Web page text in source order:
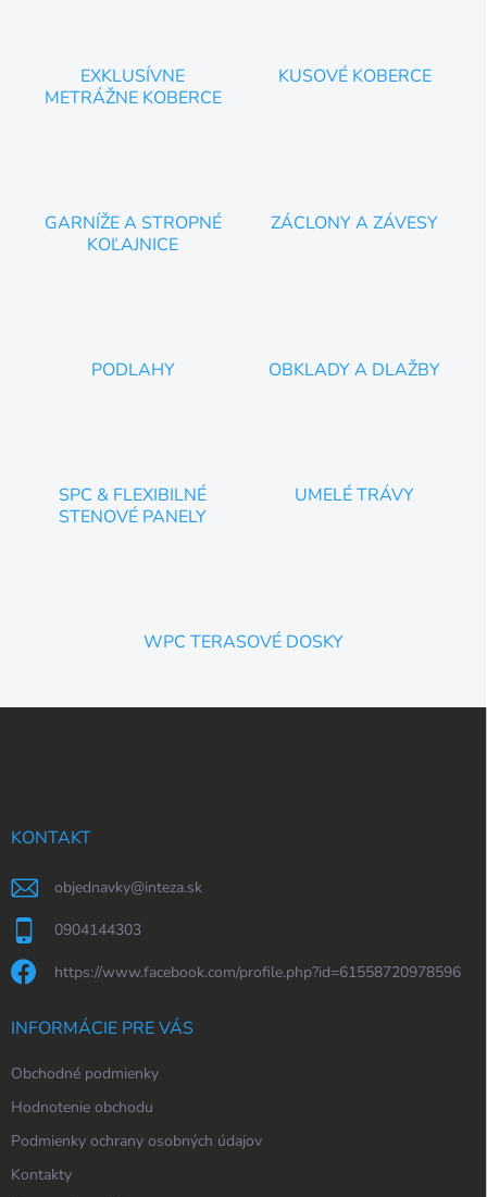
EXKLUSÍVNE
METRÁŽNE KOBERCE
KUSOVÉ KOBERCE
GARNÍŽE A STROPNÉ
KOĽAJNICE
ZÁCLONY A ZÁVESY
PODLAHY OBKLADY A DLAŽBY
SPC & FLEXIBILNÉ
STENOVÉ PANELY
UMELÉ TRÁVY
WPC TERASOVÉ DOSKY
KONTAKT
objednavky@inteza.sk
0904144303
https://www.facebook.com/profile.php?id=61558720978596
INFORMÁCIE PRE VÁS
Obchodné podmienky
Hodnotenie obchodu
Podmienky ochrany osobných údajov
Kontakty